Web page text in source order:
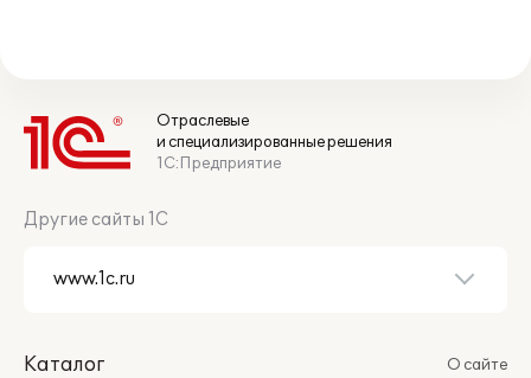
Отраслевые
и специализированные решения
1С:Предприятие
Другие сайты 1С
Каталог
О сайте